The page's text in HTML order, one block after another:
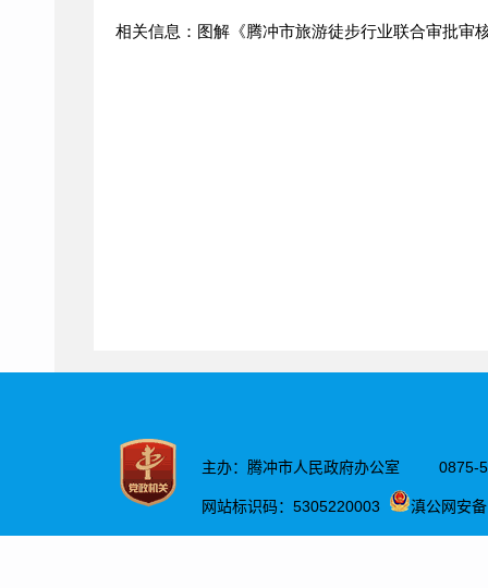
相关信息：图解《腾冲市旅游徒步行业联合审批审